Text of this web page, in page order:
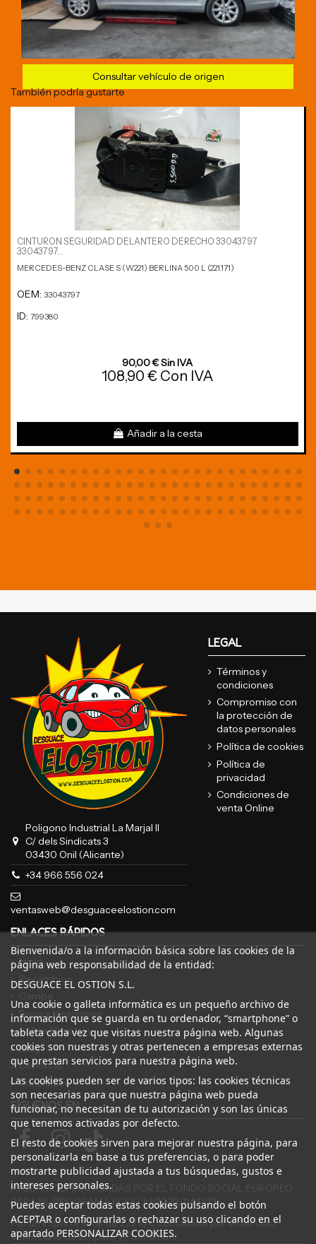
Consultar vehículo de origen
También podría gustarte
CINTURON SEGURIDAD DELANTERO DERECHO 33043797
33043797...
MERCEDES-BENZ CLASE S (W221) BERLINA 500 L (221.171)
OEM: 33043797
ID: 799380
90,00 € Sin IVA
108,90 € Con IVA
Añadir a la cesta
Poligono Industrial La Marjal II
C/ dels Sindicats 3
03430 Onil (Alicante)
+34 966 556 024
ventasweb@desguaceelostion.com
LEGAL
Términos y
condiciones
Compromiso con
la protección de
datos personales
Política de cookies
Política de
privacidad
Condiciones de
venta Online
ENLACES RÁPIDOS
Inicio
Recambios
Bajas y tasaciones
Sobre Nosotros
Blog
Contacto
Canal Ético
Bienvenida/o a la información básica sobre las cookies de la
página web responsabilidad de la entidad:
DESGUACE EL OSTION S.L.
Una cookie o galleta informática es un pequeño archivo de
información que se guarda en tu ordenador, “smartphone” o
tableta cada vez que visitas nuestra página web. Algunas
cookies son nuestras y otras pertenecen a empresas externas
que prestan servicios para nuestra página web.
Las cookies pueden ser de varios tipos: las cookies técnicas
son necesarias para que nuestra página web pueda
funcionar, no necesitan de tu autorización y son las únicas
que tenemos activadas por defecto.
El resto de cookies sirven para mejorar nuestra página, para
personalizarla en base a tus preferencias, o para poder
mostrarte publicidad ajustada a tus búsquedas, gustos e
intereses personales.
Puedes aceptar todas estas cookies pulsando el botón
ACEPTAR o configurarlas o rechazar su uso clicando en el
apartado PERSONALIZAR COOKIES.
SÍGUENOS EN
AYUDAS COFINANCIADAS POR EL FONDO SOCIAL EUROPEO
PARA EL PROGRAMA ECOGJU/2023/1143/03
Por un importe total de 27.216 € concedido por el Servicio
Valenciano de Empleo y Formación.